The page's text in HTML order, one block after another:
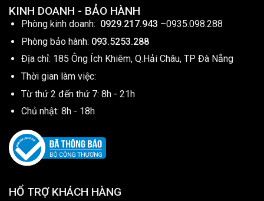
KINH DOANH - BẢO HÀNH
Phòng kinh doanh: 0929.217.943 –0935.098.288
Phòng bảo hành: 093.5253.288
Địa chỉ: 185 Ông Ích Khiêm, Q.Hải Châu, TP Đà Nẵng
Thời gian làm việc:
Từ thứ 2 đến thứ 7: 8h - 21h
Chủ nhật: 8h - 18h
HỔ TRỢ KHÁCH HÀNG